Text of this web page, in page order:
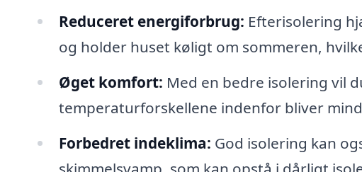
Reduceret energiforbrug: Efterisolering
og holder huset køligt om sommeren,
Øget komfort: Med en bedre isolering vil
temperaturforskellene indenfor bliver
Forbedret indeklima: God isolering kan